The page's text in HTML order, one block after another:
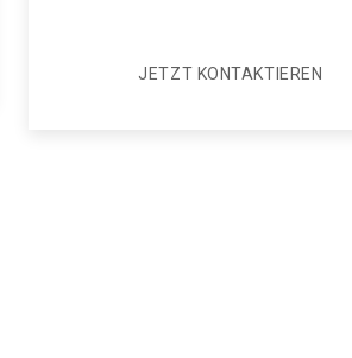
JETZT KONTAKTIEREN